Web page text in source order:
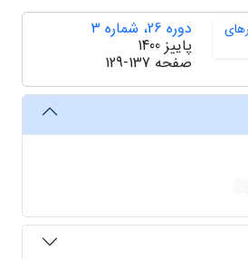
دوره 26، شماره 3
پاییز 1400
صفحه 129-137